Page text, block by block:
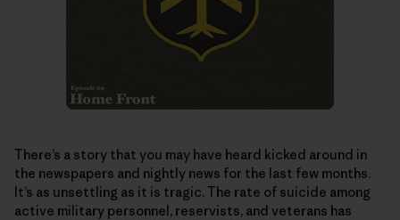
There’s a story that you may have heard kicked around in
the newspapers and nightly news for the last few months.
It’s as unsettling as it is tragic. The rate of suicide among
active military personnel, reservists, and veterans has